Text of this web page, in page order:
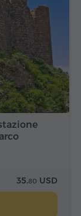
35.80 USD